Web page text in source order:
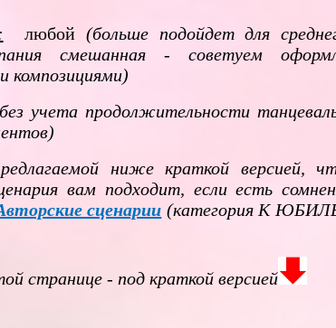
любой (больше подойдет для
смешанная - советуем
композициями)
учета продолжительности
ниже краткой версией,
вам подходит, если есть
сценарии (категория К
странице - под краткой версией